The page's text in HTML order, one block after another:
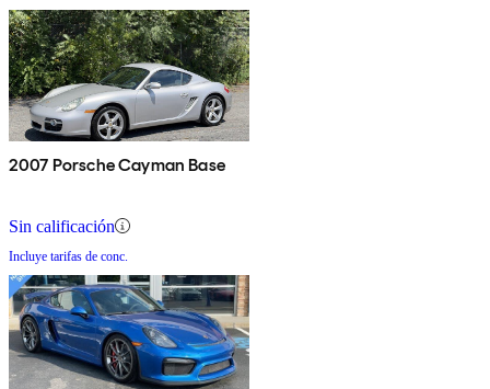
2007 Porsche Cayman Base
Sin calificación
Incluye tarifas de conc.